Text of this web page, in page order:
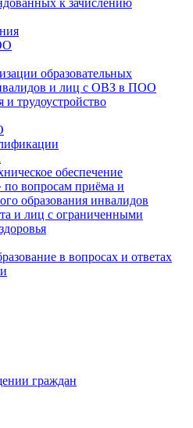
к зачислению
образовательных
и лиц с ОВЗ в ПОО
трудоустройство
обеспечение
по вопросам приёма и
образования инвалидов
и лиц с ограниченными
в вопросах и ответах
граждан